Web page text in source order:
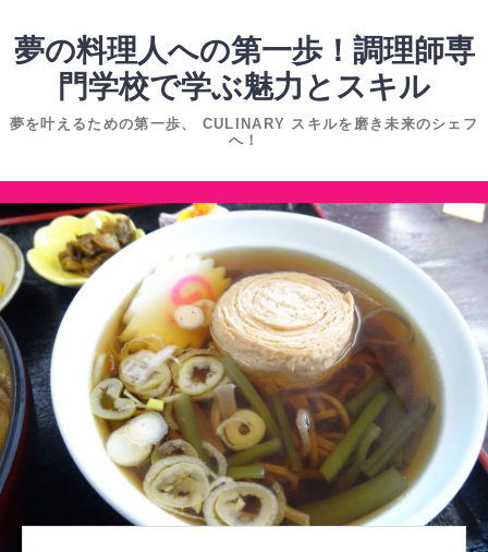
ン
ツ
キ
ッ
プ
夢の料理人への第一歩！調理師専
門学校で学ぶ魅力とスキル
夢を叶えるための第一歩、 CULINARY スキルを磨き未来のシェフ
へ！
コ
ン
テ
ン
へ
ス
キ
ッ
プ